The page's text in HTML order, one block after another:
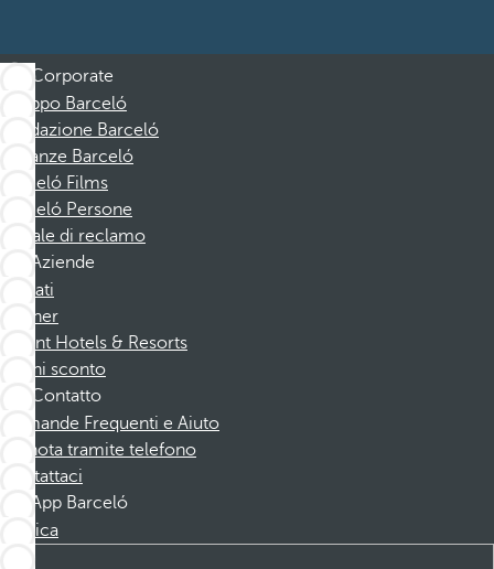
Corporate
Gruppo Barceló
Fondazione Barceló
Vacanze Barceló
Barceló Films
Barceló Persone
Canale di reclamo
Aziende
Affiliati
Partner
Dorint Hotels & Resorts
Buoni sconto
Contatto
Domande Frequenti e Aiuto
Prenota tramite telefono
Contattaci
App Barceló
Scarica